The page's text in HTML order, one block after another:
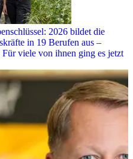
2026 bildet die
in 19 Berufen aus –
viele von ihnen ging es jetzt